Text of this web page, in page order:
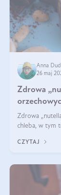
Anna
26 maj
Zdrowa
Zdrowa
chleba, w tym
CZYTAJ